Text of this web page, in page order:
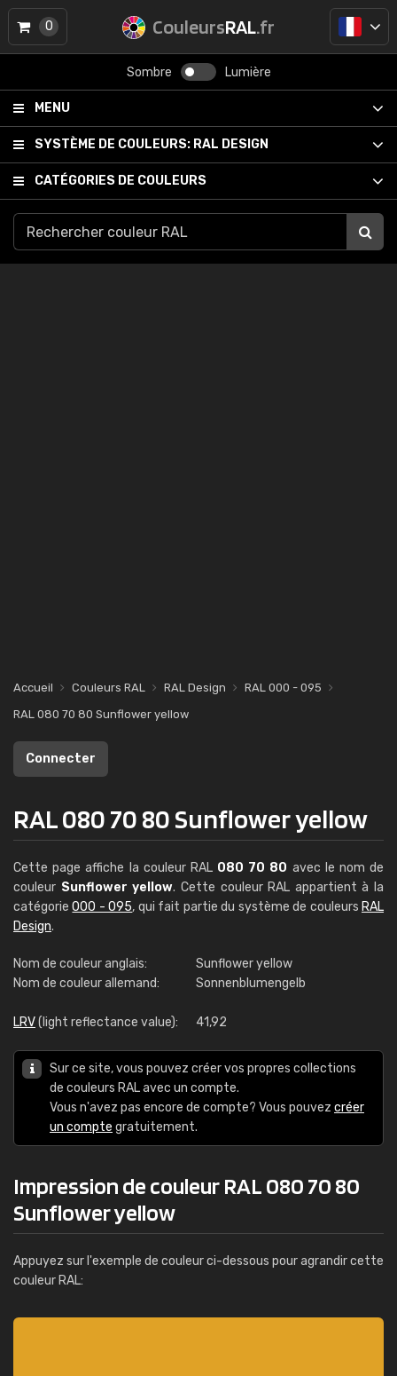
CouleursRAL.fr
Sombre Lumière
MENU
SYSTÈME DE COULEURS: RAL DESIGN
CATÉGORIES DE COULEURS
0
Accueil Couleurs RAL RAL Design
RAL 000 - 095
RAL 080 70 80 Sunflower yellow
Connecter
RAL 080 70 80 Sunflower yellow
Cette page affiche la couleur RAL 080 70 80 avec le nom de
couleur Sunflower yellow. Cette couleur RAL appartient à la
catégorie000 - 095, qui fait partie du système de couleurs RAL
Design.
Nom de couleur anglais:
Sunflower yellow
Nom de couleur allemand:
Sonnenblumengelb
LRV(light reflectance value): 41,92
Sur ce site, vous pouvez créer vos propres collections
de couleurs RAL avec un compte.
Vous n'avez pas encore de compte? Vous pouvez créer
un compte gratuitement.
Impression de couleur RAL 080 70 80
Sunflower yellow
Appuyez sur l'exemple de couleur ci-dessous pour agrandir cette
couleur RAL: